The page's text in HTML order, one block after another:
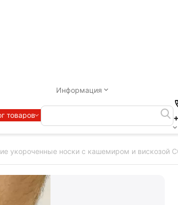
Информация
товаров
укороченные носки с кашемиром и вискозой